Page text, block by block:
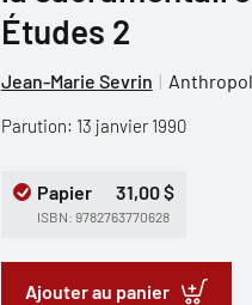
Études 2
Jean-Marie Sevrin
Parution: 13 janvier 1990
Papier 31,00 $
ISBN: 9782763770628
Ajouter au panier